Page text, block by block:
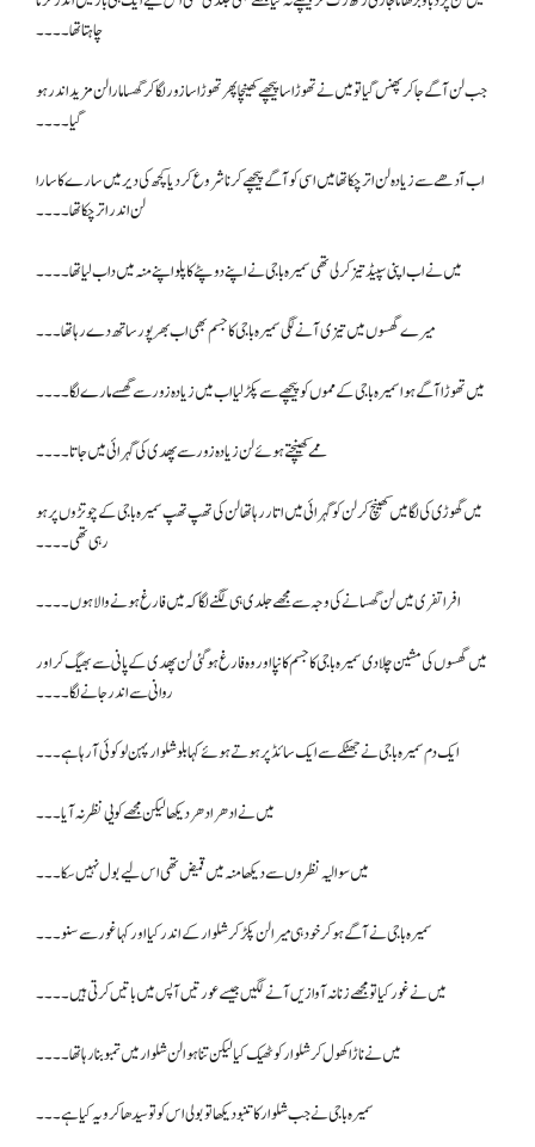
چاہتا تھا۔۔۔۔
جب لن آگے جا کر پھنس گیا تو میں نے تھوڑا سا پیچھے کھینچاپھر تھوڑا سا زور لگا کر گھسا مارا لن مزید اندر ہو
گیا ۔۔۔۔
اب آدھے سے زیادہ لن اتر چکا تھا میں اسی کو آگے پیچھے کرنا شروع کر دیا کچھ کی دیر میں سارے کا سارا
لن اندر اتر چکا تھا۔۔۔۔
میں نے اب اپنی سپیڈ تیز کر لی تھی سمیرہ باجی نے اپنے دوپٹے کا پلو اپنے منہ میں داب لیا تھا ۔۔۔۔
میرے گھسوں میں تیزی آنے لگی سمیرہ باجی کا جسم بھی اب بھرپور ساتھ دے رہا تھا ۔۔۔
میں تھوڑا آگے ہوا سمیرہ باجی کے مموں کو پیچھے سے پکڑ لیا اب میں زیادہ زور سے گھسے مار ے لگا۔۔۔۔
ممے کھینچتے ہوئے لن زیادہ زور سے پھدی کی گہرائی میں جاتا۔۔۔۔
میں گھوڑی کی لگامیں کھینچ کر لن کو گہرائی میں اتار رہا تھا لن کی تھپ تھپ سمیرہ باجی کے چوتڑوں پر ہو
رہی تھی۔۔۔۔
افراتفری میں لن گھسانے کی وجہ سے مجھے جلدی ہی لگنے لگا کہ میں فارغ ہونے والا ہوں ۔۔۔۔
میں گھسوں کی مشین چلا دی سمیرہ باجی کا جسم کانپا اور وہ فارغ ہو گئی لن پھدی کے پانی سے بھیگ کر اور
روانی سے اندر جانے لگا۔۔۔۔
ایک دم سمیرہ باجی نے جھٹکے سے ایک سائڈ پر ہوتے ہوئے کہا بلو شلوار پہن لو کوئی آ رہا ہے۔۔۔
میں نے ادھر ادھر دیکھا لیکن مجھے کویی نظر نہ آیا ۔۔۔
میں سوالیہ نظروں سے دیکھا منہ میں قمیض تھی اس لیے بول نہیں سکا ۔۔۔
سمیرہ باجی نے آگے ہو کر خود ہی میرا لن پکڑ کر شلوار کے اندر کیا اور کہا غور سے سنو۔۔۔
میں نے غور کیا تو مجھے زنانہ آوازیں آنے لگیں جیسے عورتیں آپس میں باتیں کرتی ہیں۔۔۔۔
میں نے ناڑا کھول کر شلوار کو ٹھیک کیا لیکن تنا ہوا لن شلوار میں تمبو بنا رہا تھا ۔۔۔۔
سمیرہ باجی نے جب شلوار کا تنبو دیکھا تو بولی اس کو تو سیدھا کرو یہ کیا ہے۔۔۔